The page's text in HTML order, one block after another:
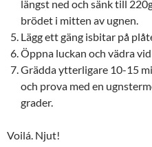
längst ned och sänk till
brödet i mitten av ugnen.
Lägg ett gäng isbitar på
Öppna luckan och vädra
Grädda ytterligare 10-15
och prova med en
grader.
Voilá. Njut!